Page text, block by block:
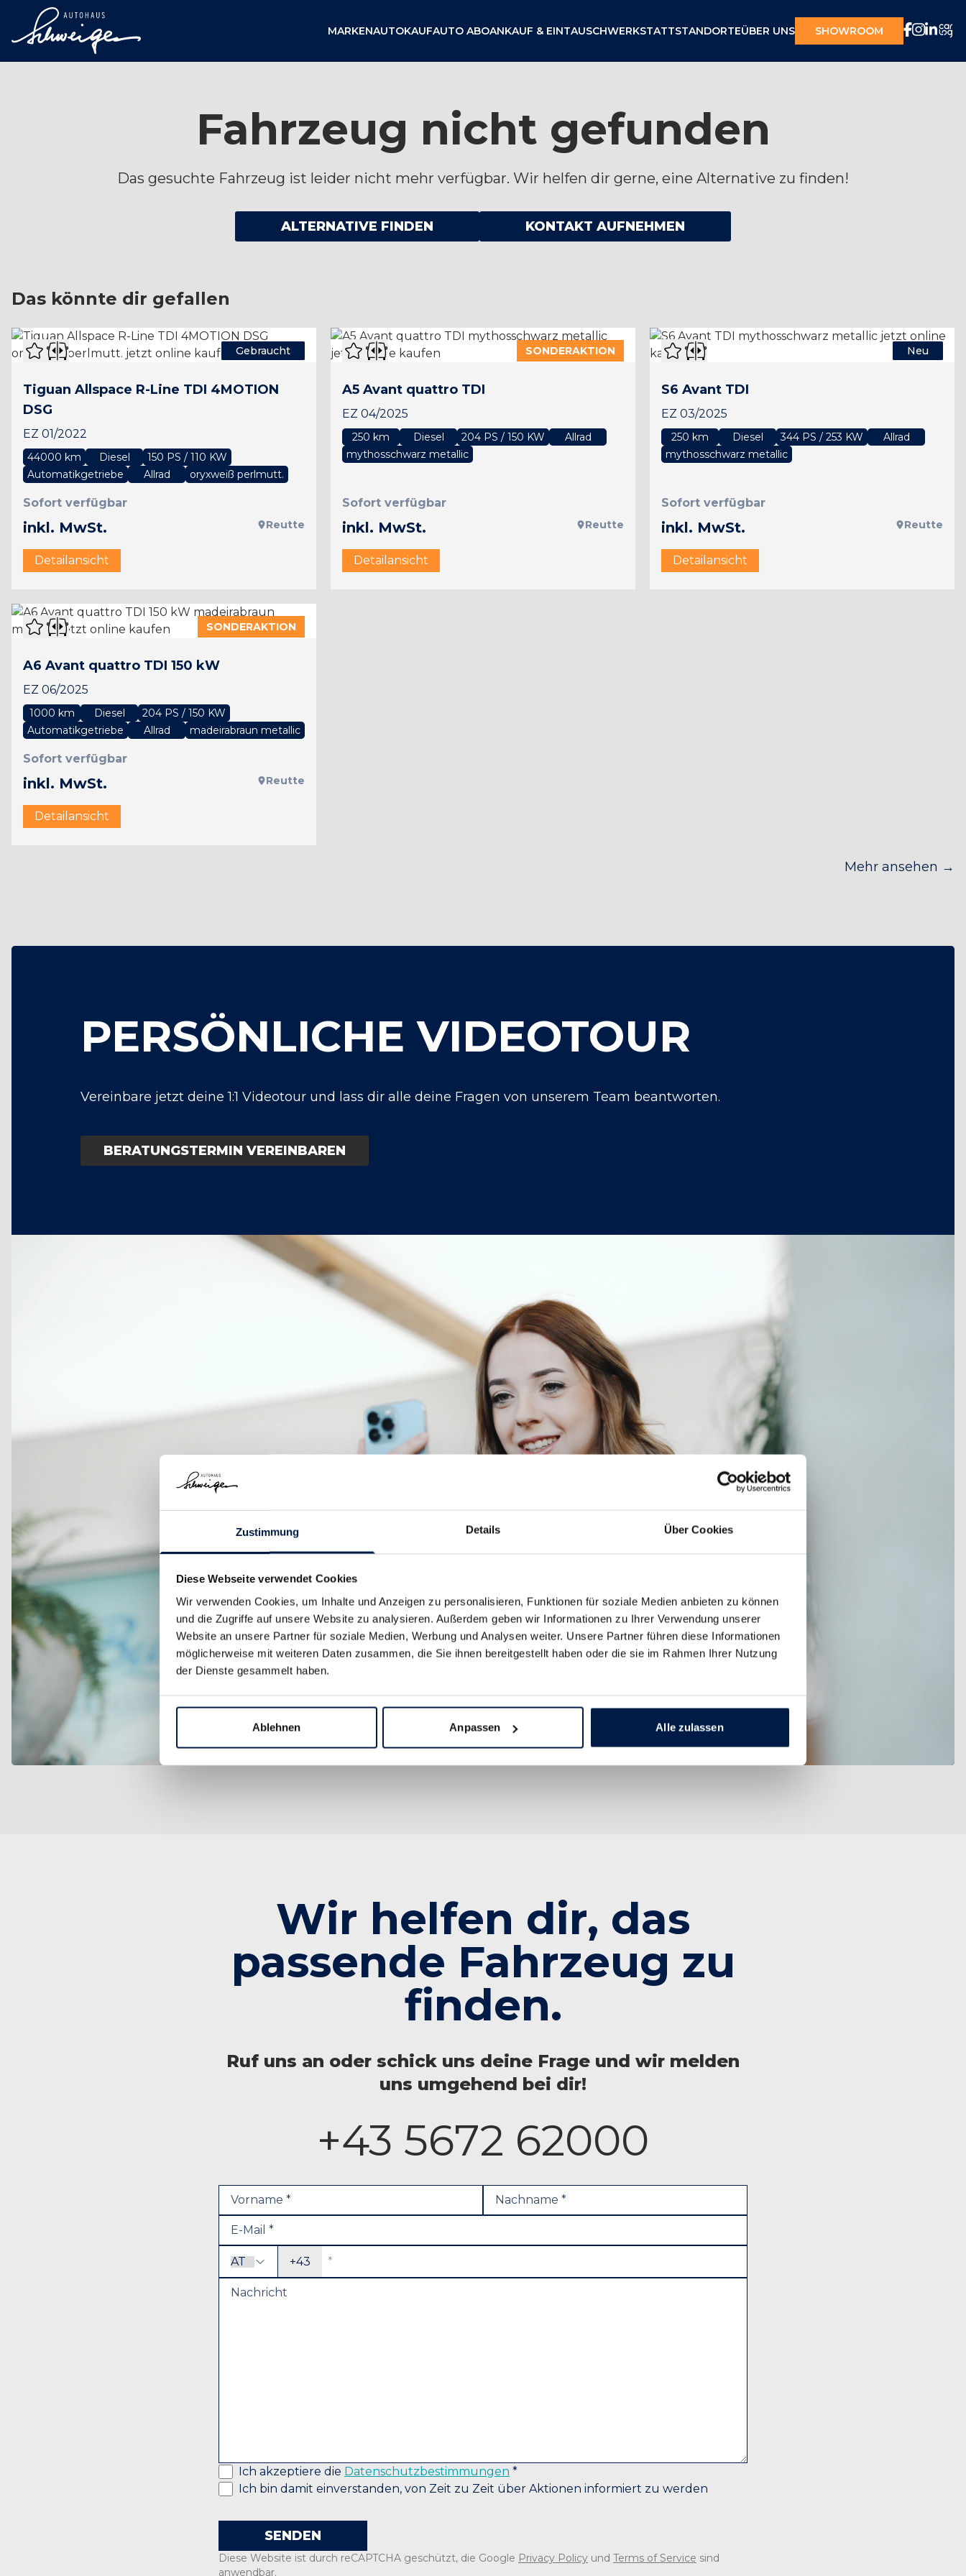
Zustimmung Details Über Cookies
Diese Webseite verwendet Cookies
Wir verwenden Cookies, um Inhalte und Anzeigen zu personalisieren, Funktionen für soziale Medien anbieten zu können
und die Zugriffe auf unsere Website zu analysieren. Außerdem geben wir Informationen zu Ihrer Verwendung unserer
Website an unsere Partner für soziale Medien, Werbung und Analysen weiter. Unsere Partner führen diese Informationen
möglicherweise mit weiteren Daten zusammen, die Sie ihnen bereitgestellt haben oder die sie im Rahmen Ihrer Nutzung
der Dienste gesammelt haben.
Ablehnen Anpassen Alle zulassen
MARKENAUTOKAUFAUTO ABOANKAUF & EINTAUSCHWERKSTATTSTANDORTEÜBER UNS SHOWROOM
Fahrzeug nicht gefunden
Das gesuchte Fahrzeug ist leider nicht mehr verfügbar. Wir helfen dir gerne, eine Alternative zu finden!
ALTERNATIVE FINDEN KONTAKT AUFNEHMEN
Das könnte dir gefallen
Gebraucht
Tiguan Allspace R-Line TDI 4MOTION
DSG
EZ 01/2022
44000 km Diesel
150 PS / 110 KW
Automatikgetriebe
Allrad oryxweiß perlmutt.
Sofort verfügbar
inkl. MwSt. Reutte
Detailansicht
SONDERAKTION
A5 Avant quattro TDI
EZ 04/2025
250 km Diesel 204 PS / 150 KW
Allrad
mythosschwarz metallic
Sofort verfügbar
inkl. MwSt. Reutte
Detailansicht
Neu
S6 Avant TDI
EZ 03/2025
250 km Diesel 344 PS / 253 KW
Allrad
mythosschwarz metallic
Sofort verfügbar
inkl. MwSt. Reutte
Detailansicht
SONDERAKTION
A6 Avant quattro TDI 150 kW
EZ 06/2025
1000 km Diesel
204 PS / 150 KW
Automatikgetriebe
Allrad madeirabraun metallic
Sofort verfügbar
inkl. MwSt. Reutte
Detailansicht
Mehr ansehen →
PERSÖNLICHE VIDEOTOUR
Vereinbare jetzt deine 1:1 Videotour und lass dir alle deine Fragen von unserem Team beantworten.
BERATUNGSTERMIN VEREINBAREN
Wir helfen dir, das
passende Fahrzeug zu
finden.
Ruf uns an oder schick uns deine Frage und wir melden
uns umgehend bei dir!
+43 5672 62000
+43
Ich akzeptiere die Datenschutzbestimmungen *
Ich bin damit einverstanden, von Zeit zu Zeit über Aktionen informiert zu werden
SENDEN
Diese Website ist durch reCAPTCHA geschützt, die Google Privacy Policy und Terms of Service sind
anwendbar.